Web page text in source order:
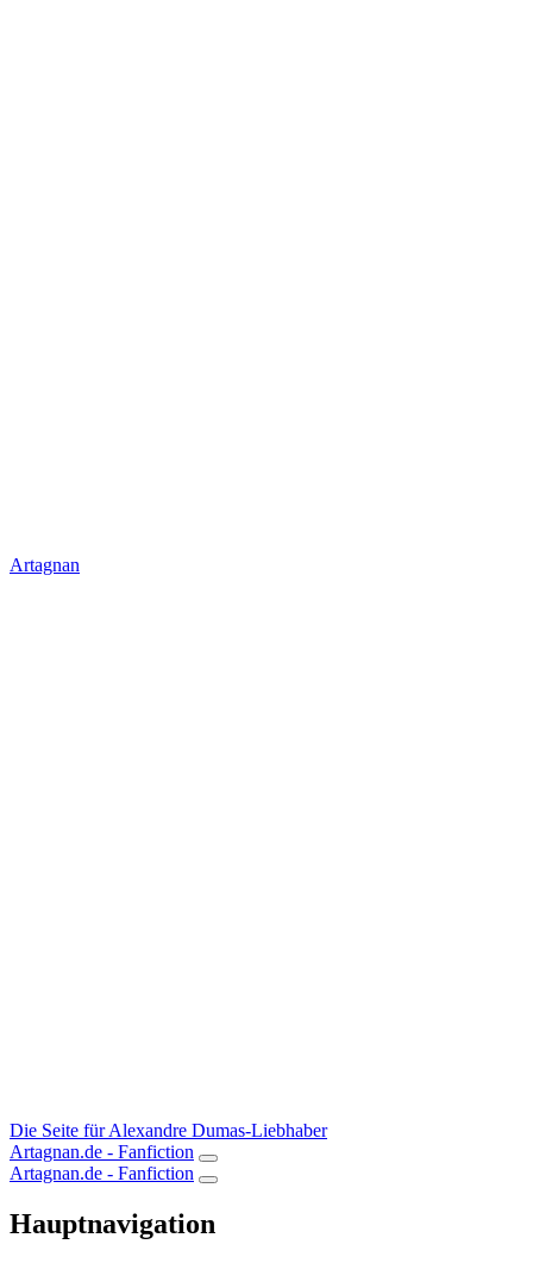
Artagnan
Die Seite für Alexandre Dumas-Liebhaber
Artagnan.de - Fanfiction
Artagnan.de - Fanfiction
Hauptnavigation